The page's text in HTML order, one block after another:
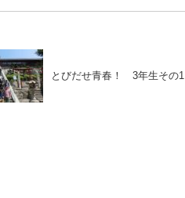
とびだせ青春！ 3年生その1